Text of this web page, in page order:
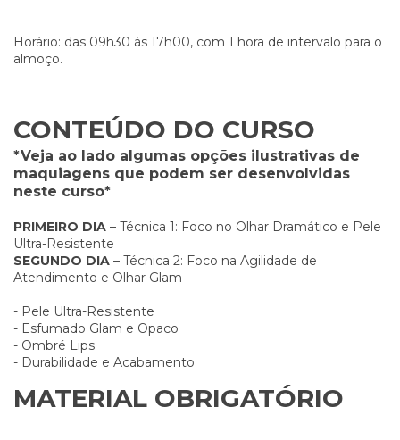
Horário: das 09h30 às 17h00, com 1 hora de intervalo para o
almoço.
CONTEÚDO DO CURSO
*Veja ao lado algumas opções ilustrativas de
maquiagens que podem ser desenvolvidas
neste curso*
PRIMEIRO DIA – Técnica 1: Foco no Olhar Dramático e Pele
Ultra-Resistente
SEGUNDO DIA – Técnica 2: Foco na Agilidade de
Atendimento e Olhar Glam
- Pele Ultra-Resistente
- Esfumado Glam e Opaco
- Ombré Lips
- Durabilidade e Acabamento
MATERIAL OBRIGATÓRIO